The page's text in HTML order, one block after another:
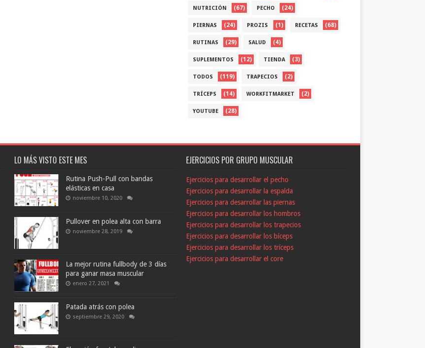
NUTRICIÓN (67) PECHO (24)
PIERNAS (24) PROZIS (1) RECETAS (68)
RUTINAS (29) SALUD (4)
SUPLEMENTOS (12) TIENDA (3)
TODOS (119) TRAPECIOS (2)
TRÍCEPS (14) WORKFITMARKET (2)
YOUTUBE (28)
LO MÁS VISTO ESTE MES
Rutina Push-Pull con bandas
elásticas en casa
noviembre 10, 2020
Pullover en polea alta con barra
noviembre 28, 2019
La mejor rutina fullbody de 3 días
para ganar masa muscular
enero 27, 2021
Patada atrás con polea
septiembre 29, 2020
EJERCICIOS POR GRUPO MUSCULAR
Ejercicios para desarrollar el pecho
Ejercicios para desarrollar la espalda
Ejercicios para desarrollar las piernas
Ejercicios para desarrollar los hombros
Ejercicios para desarrollar los trapecios
Ejercicios para desarrollar los bíceps
Ejercicios para desarrollar los tríceps
Ejercicios para desarrollar el core